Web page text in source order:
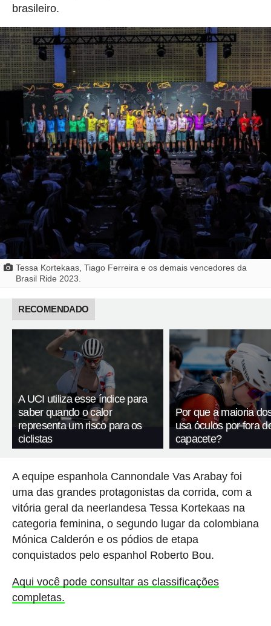
brasileiro.
Tessa Kortekaas, Tiago Ferreira e os demais vencedores da
Brasil Ride 2023.
RECOMENDADO
A UCI utiliza esse índice para
saber quando o calor
representa um risco para os
ciclistas
Por que a maioria
usa óculos por fora
capacete?
A equipe espanhola Cannondale Vas Arabay foi
uma das grandes protagonistas da corrida, com a
vitória geral da neerlandesa Tessa Kortekaas na
categoria feminina, o segundo lugar da colombiana
Mónica Calderón e os pódios de etapa
conquistados pelo espanhol Roberto Bou.
Aqui você pode consultar as classificações
completas.